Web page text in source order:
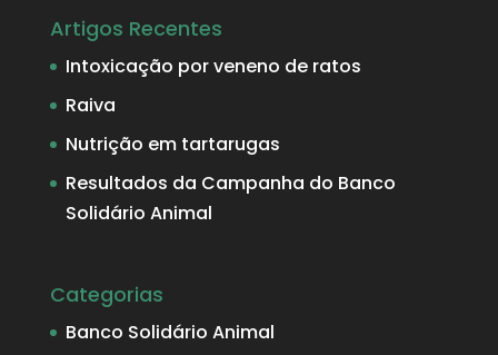
Artigos Recentes
Intoxicação por veneno de ratos
Raiva
Nutrição em tartarugas
Resultados da Campanha do Banco
Solidário Animal
Categorias
Banco Solidário Animal